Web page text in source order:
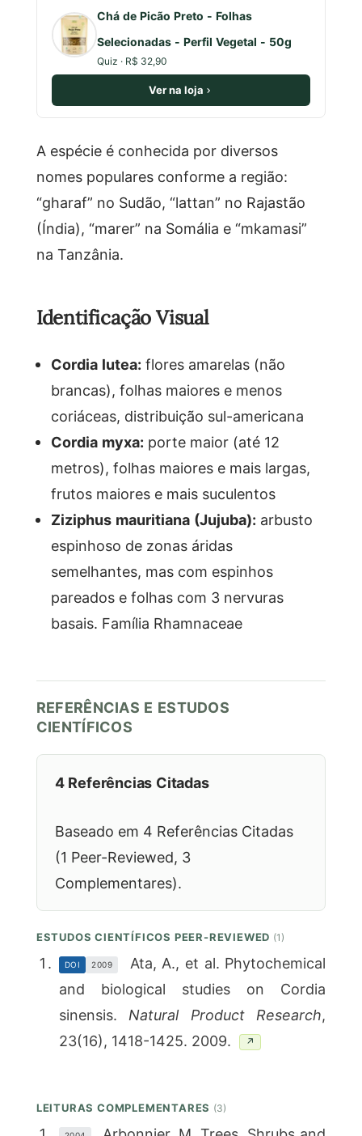
Chá de Picão Preto - Folhas
Selecionadas - Perfil Vegetal - 50g
Quiz · R$ 32,90
Ver na loja
A espécie é conhecida por diversos
nomes populares conforme a região:
“gharaf” no Sudão, “lattan” no Rajastão
(Índia), “marer” na Somália e “mkamasi”
na Tanzânia.
Identificação Visual
Cordia lutea: flores amarelas (não
brancas), folhas maiores e menos
coriáceas, distribuição sul-americana
Cordia myxa: porte maior (até 12
metros), folhas maiores e mais largas,
frutos maiores e mais suculentos
Ziziphus mauritiana (Jujuba): arbusto
espinhoso de zonas áridas
semelhantes, mas com espinhos
pareados e folhas com 3 nervuras
basais. Família Rhamnaceae
REFERÊNCIAS E ESTUDOS
CIENTÍFICOS
4 Referências Citadas
Baseado em 4 Referências Citadas
(1 Peer-Reviewed, 3
Complementares).
ESTUDOS CIENTÍFICOS PEER-REVIEWED (1)
DOI 2009
Ata, A., et al. Phytochemical
and biological studies on Cordia
sinensis.Natural Product Research,
23(16), 1418-1425. 2009.
↗
LEITURAS COMPLEMENTARES (3)